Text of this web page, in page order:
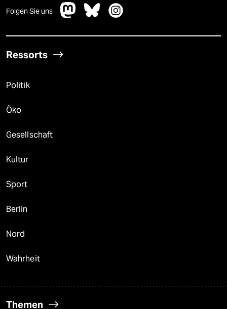
Folgen Sie uns
Ressorts
Politik
Öko
Gesellschaft
Kultur
Sport
Berlin
Nord
Wahrheit
Themen